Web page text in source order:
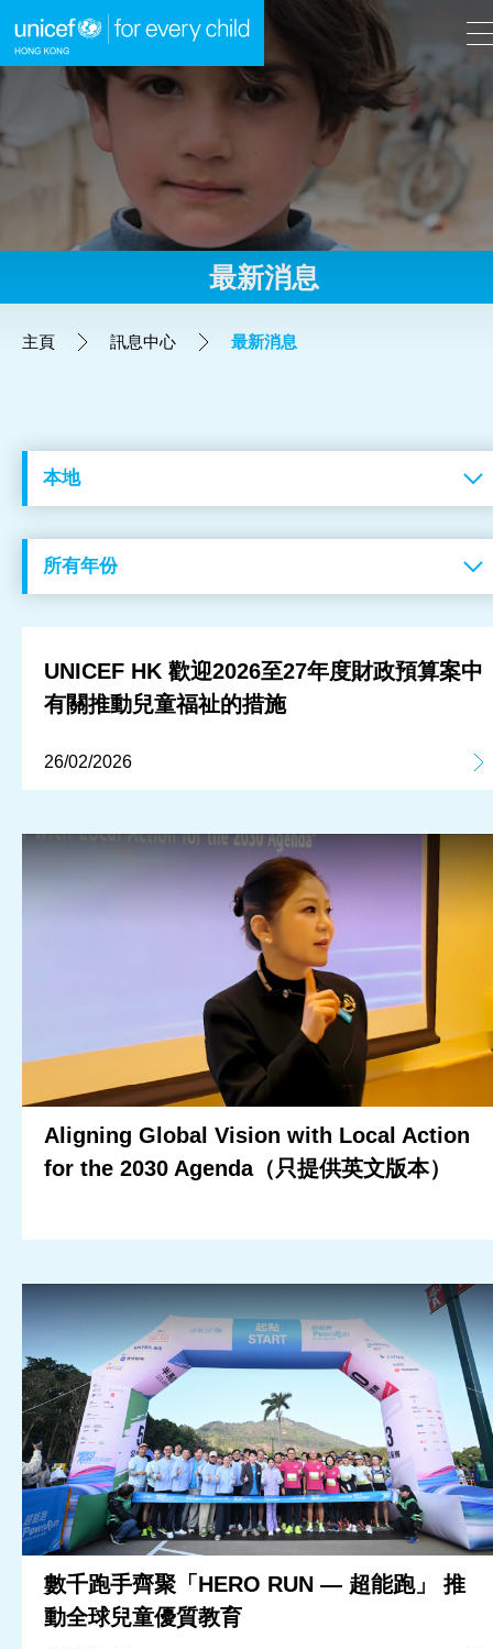
跳到內容（按回車鍵）
A A EN 繁
關於我們
訊息中心
最新消息
最新消息
主頁 訊息中心 最新消息
UNICEF HK 歡迎2026至27年度財政預算案中
有關推動兒童福祉的措施
26/02/2026
Aligning Global Vision with Local Action
for the 2030 Agenda（只提供英文版本）
數千跑手齊聚「HERO RUN — 超能跑」 推
動全球兒童優質教育